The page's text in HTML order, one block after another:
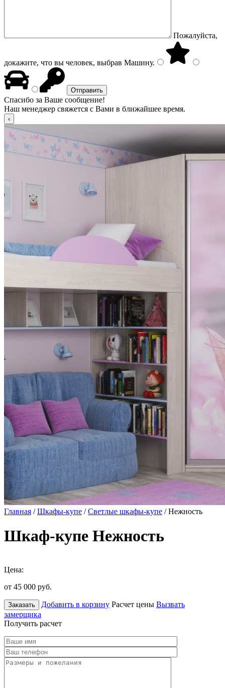
Пожалуйста,
докажите, что вы человек, выбрав Машину.
Спасибо за Ваше сообщение!
Наш менеджер свяжется с Вами в ближайшее время.
Главная /Шкафы-купе /Светлые шкафы-купе / Нежность
Шкаф-купе Нежность
Цена:
от 45 000 руб.
Заказать Добавить в корзину Расчет цены Вызвать
замерщика
Получить расчет